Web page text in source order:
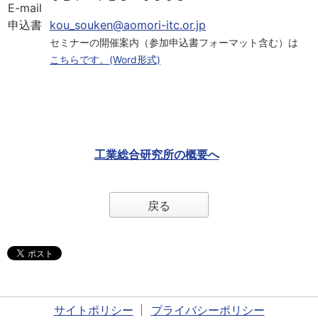
E-mail
申込書 kou_souken@aomori-itc.or.jp
セミナーの開催案内（参加申込書フォーマット含む）は
こちらです。(Word形式)
工業総合研究所の概要へ
戻る
サイトポリシー プライバシーポリシー